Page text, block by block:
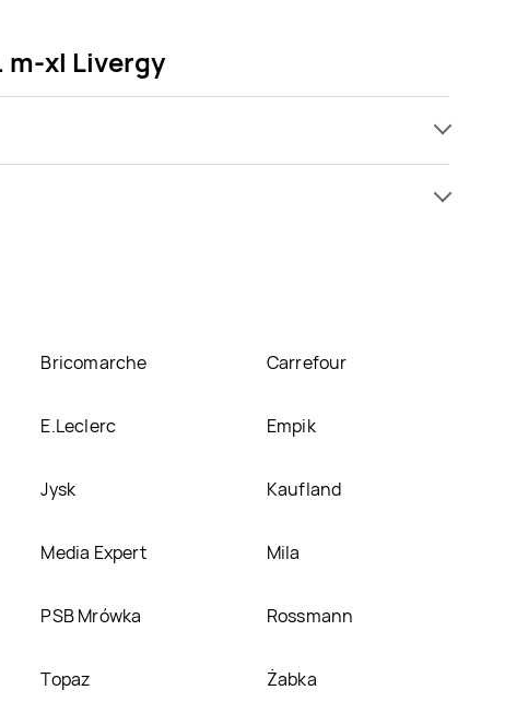
m-xl Livergy
Bricomarche Carrefour
E.Leclerc Empik
Jysk Kaufland
Media Expert Mila
PSB Mrówka Rossmann
Topaz Żabka